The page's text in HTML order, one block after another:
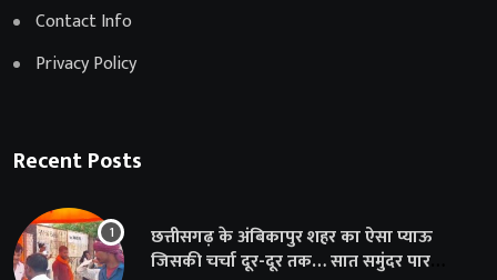
Contact Info
Privacy Policy
Recent Posts
छत्तीसगढ़ के अंबिकापुर शहर का ऐसा प्याऊ
जिसकी चर्चा दूर-दूर तक… सात समुंदर पार